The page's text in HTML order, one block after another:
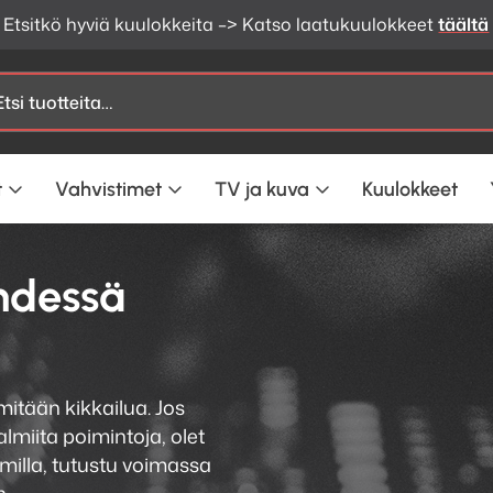
Etsitkö hyviä kuulokkeita –> Katso laatukuulokkeettäältä
Vahvistimet TV ja kuva Kuulokkeet
kikkailua. Jos
poimintoja, olet
tutustu voimassa